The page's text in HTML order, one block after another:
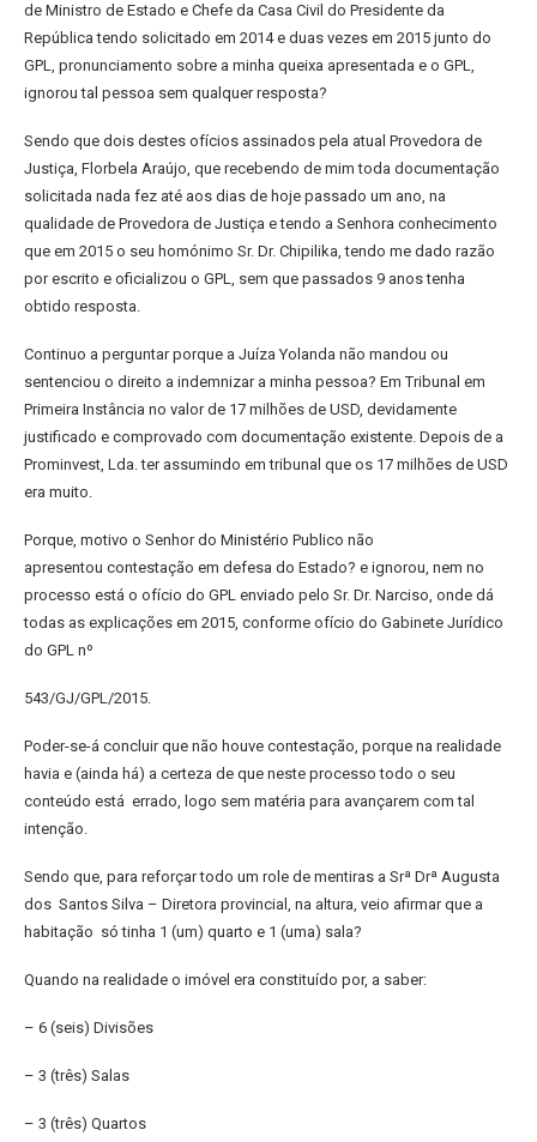
de Ministro de Estado e Chefe da Casa Civil do Presidente da
República tendo solicitado em 2014 e duas vezes em 2015 junto do
GPL, pronunciamento sobre a minha queixa apresentada e o GPL,
ignorou tal pessoa sem qualquer resposta?
Sendo que dois destes ofícios assinados pela atual Provedora de
Justiça, Florbela Araújo, que recebendo de mim toda documentação
solicitada nada fez até aos dias de hoje passado um ano, na
qualidade de Provedora de Justiça e tendo a Senhora conhecimento
que em 2015 o seu homónimo Sr. Dr. Chipilika, tendo me dado razão
por escrito e oficializou o GPL, sem que passados 9 anos tenha
obtido resposta.
Continuo a perguntar porque a Juíza Yolanda não mandou ou
sentenciou o direito a indemnizar a minha pessoa? Em Tribunal em
Primeira Instância no valor de 17 milhões de USD, devidamente
justificado e comprovado com documentação existente. Depois de a
Prominvest, Lda. ter assumindo em tribunal que os 17 milhões de USD
era muito.
Porque, motivo o Senhor do Ministério Publico não
apresentou contestação em defesa do Estado? e ignorou, nem no
processo está o ofício do GPL enviado pelo Sr. Dr. Narciso, onde dá
todas as explicações em 2015, conforme ofício do Gabinete Jurídico
do GPL nº
543/GJ/GPL/2015.
Poder-se-á concluir que não houve contestação, porque na realidade
havia e (ainda há) a certeza de que neste processo todo o seu
conteúdo está errado, logo sem matéria para avançarem com tal
intenção.
Sendo que, para reforçar todo um role de mentiras a Srª Drª Augusta
dos Santos Silva – Diretora provincial, na altura, veio afirmar que a
habitação só tinha 1 (um) quarto e 1 (uma) sala?
Quando na realidade o imóvel era constituído por, a saber:
– 6 (seis) Divisões
– 3 (três) Salas
– 3 (três) Quartos